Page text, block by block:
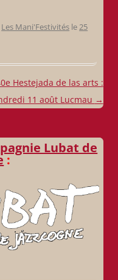
Les Mani'Festivités le25
Hestejada de las arts :
11 août Lucmau →
Lubat de
: